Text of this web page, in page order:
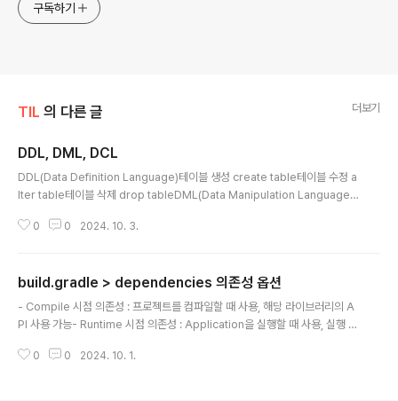
구독하기
TIL 의 다른 글 더보기
DDL, DML, DCL
DDL(Data Definition Language)테이블 생성 create table테이블 수정 a
lter table테이블 삭제 drop tableDML(Data Manipulation Language)
Control Language)추가 insert into수정 update삭제 delete from
0 0 2024. 10. 3.
build.gradle > dependencies 의존성 옵션
- Compile 시점 의존성 : 프로젝트를 컴파일할 때 사용, 해당 라이브러리의 A
PI 사용 가능- Runtime 시점 의존성 : Application을 실행할 때 사용, 실행 시
프로젝트 모듈에서 직접 접근불가 (모듈간 캡슐화) implementation직접적인
0 0 2024. 10. 1.